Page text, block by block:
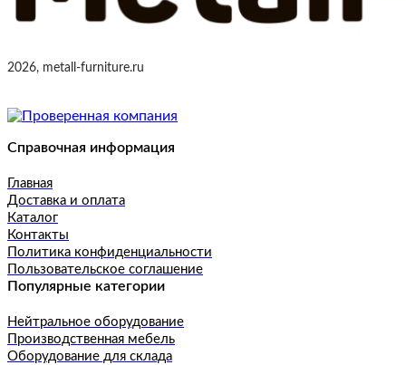
2026, metall-furniture.ru
Справочная информация
Главная
Доставка и оплата
Каталог
Контакты
Политика конфиденциальности
Пользовательское соглашение
Популярные категории
Нейтральное оборудование
Производственная мебель
Оборудование для склада